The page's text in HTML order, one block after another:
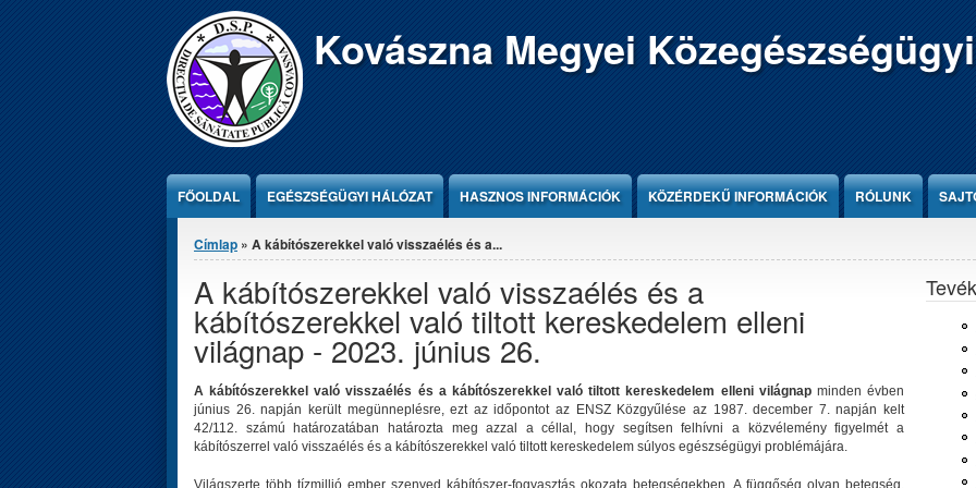
Kovászna Megyei
FŐOLDAL EGÉSZSÉGÜGYI HÁLÓZAT HASZNOS INFORMÁCIÓK KÖZÉRDEKŰ INFORMÁCIÓK RÓLUNK
Jelenlegi hely
Címlap » A kábítószerekkel való visszaélés és a...
A kábítószerekkel való visszaélés és a
kábítószerekkel való tiltott kereskedelem elleni
világnap - 2023. június 26.
A kábítószerekkel való visszaélés és a kábítószerekkel való tiltott kereskedelem elleni világnap minden évben
június 26. napján került megünneplésre, ezt az időpontot az ENSZ Közgyűlése az 1987. december 7. napján kelt
42/112. számú határozatában határozta meg azzal a céllal, hogy segítsen felhívni a közvélemény figyelmét a
kábítószerrel való visszaélés és a kábítószerekkel való tiltott kereskedelem súlyos egészségügyi problémájára.
Világszerte több tízmillió ember szenved kábítószer-fogyasztás okozata betegségekben. A függőség olyan betegség,